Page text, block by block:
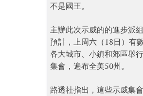
不是國王。
主辦此次示威的的進步派
預計，上周六（18日）有
各大城市、小鎮和郊區舉
集會，遍布全美50州。
路透社指出，這些示威集